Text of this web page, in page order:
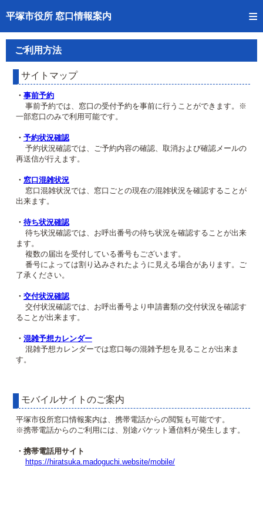
平塚市役所 窓口情報案内
トップページへ
ご利用方法
予約状況確認
窓口混雑状況
待ち状況確認
混雑予想カレンダー
ご利用方法
サイトマップ
・ 事前予約
事前予約では、窓口の受付予約を事前に行うことができます。※
一部窓口のみで利用可能です。
・ 予約状況確認
予約状況確認では、ご予約内容の確認、取消および確認メールの
再送信が行えます。
・ 窓口混雑状況
窓口混雑状況では、窓口ごとの現在の混雑状況を確認することが
出来ます。
・ 待ち状況確認
待ち状況確認では、お呼出番号の待ち状況を確認することが出来
ます。
複数の届出を受付している番号もございます。
番号によっては割り込みされたように見える場合があります。ご
了承ください。
・ 交付状況確認
交付状況確認では、お呼出番号より申請書類の交付状況を確認す
ることが出来ます。
・ 混雑予想カレンダー
混雑予想カレンダーでは窓口毎の混雑予想を見ることが出来ま
す。
モバイルサイトのご案内
平塚市役所窓口情報案内は、携帯電話からの閲覧も可能です。
※携帯電話からのご利用には、別途パケット通信料が発生します。
・携帯電話用サイト
https://hiratsuka.madoguchi.website/mobile/